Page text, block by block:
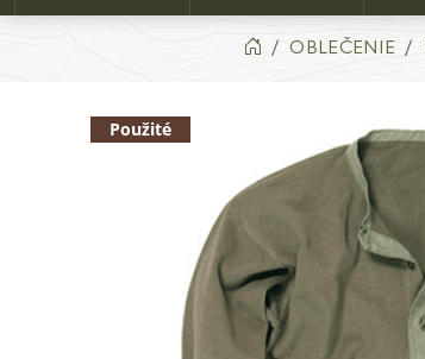
OBLEČENIE
Použité